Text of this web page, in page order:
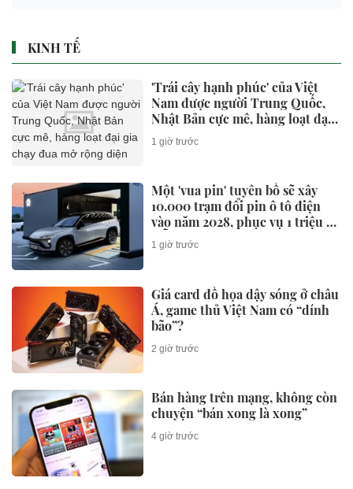
KINH TẾ
'Trái cây hạnh phúc' của Việt
Nam được người Trung Quốc,
Nhật Bản cực mê, hàng loạt đại
gia chạy đua mở rộng diện tích
1 giờ trước
Một 'vua pin' tuyên bố sẽ xây
10.000 trạm đổi pin ô tô điện
vào năm 2028, phục vụ 1 triệu xe
mỗi ngày chỉ với 3 phút
1 giờ trước
Giá card đồ họa dậy sóng ở châu
Á, game thủ Việt Nam có “dính
bão”?
2 giờ trước
Bán hàng trên mạng, không còn
chuyện “bán xong là xong”
4 giờ trước